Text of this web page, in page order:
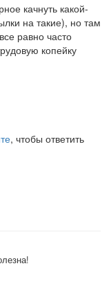
качнуть какой-
на такие), но там
равно часто
копейку
, чтобы ответить